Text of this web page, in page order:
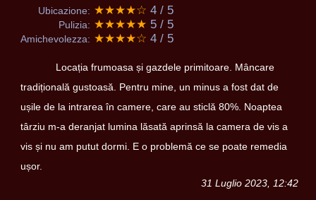
Ubicazione: ★★★★☆ 4 / 5
Pulizia: ★★★★★ 5 / 5
Amichevolezza: ★★★★☆ 4 / 5
Locația frumoasa și gazdele primitoare. Mâncare
tradițională gustoasă. Pentru mine, un minus a fost dat de
ușile de la intrarea în camere, care au sticlă 80%. Noaptea
târziu m-a deranjat lumina lăsată aprinsă la camera de vis a
vis și nu am putut dormi. E o problemă ce se poate remedia
ușor.
31 Luglio 2023, 12:42